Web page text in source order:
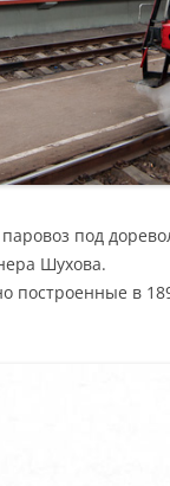
под
Шухова.
построенные в